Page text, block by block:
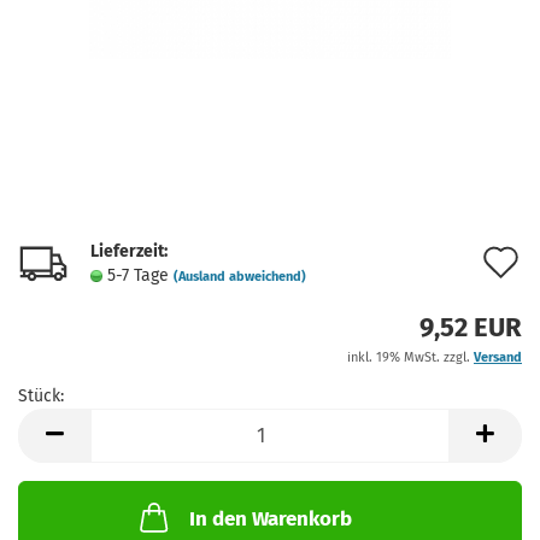
Lieferzeit:
5-7 Tage (Ausland abweichend)
9,52 EUR
inkl. 19% MwSt. zzgl. Versand
Stück:
In den Warenkorb